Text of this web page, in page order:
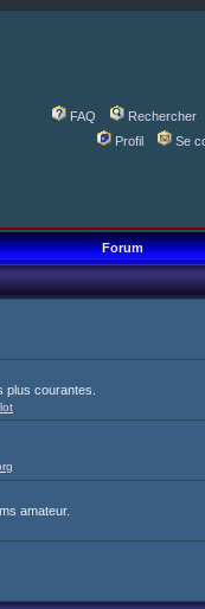
FAQ
Rechercher
Profil
Se
Forum
courantes.
amateur.